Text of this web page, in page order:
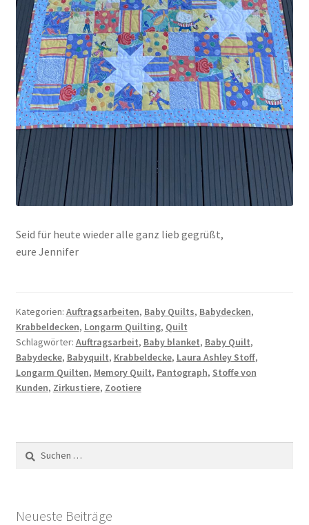
Seid für heute wieder alle ganz lieb gegrüßt,
eure Jennifer
Kategorien: Auftragsarbeiten, Baby Quilts, Babydecken,
Krabbeldecken, Longarm Quilting, Quilt
Schlagwörter: Auftragsarbeit, Baby blanket, Baby Quilt,
Babydecke, Babyquilt, Krabbeldecke, Laura Ashley Stoff,
Longarm Quilten, Memory Quilt, Pantograph, Stoffe von
Kunden, Zirkustiere, Zootiere
nach:
Neueste Beiträge